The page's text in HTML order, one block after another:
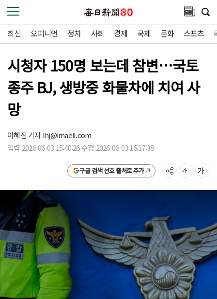
최신 오피니언 정치 사회 경제 국제 문화 스포츠
시청자 150명 보는데 참변…국토
종주 BJ, 생방중 화물차에 치여 사
망
이혜진 기자lhj@imaeil.com
입력 2026-06-03 15:40:26 수정 2026-06-03 16:17:38
구글 검색 선호 출처로 추가